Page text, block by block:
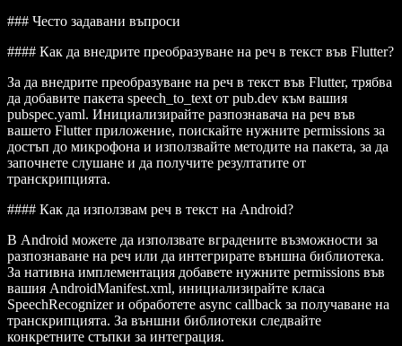
### Често задавани въпроси
#### Как да внедрите преобразуване на реч в текст във Flutter?
За да внедрите преобразуване на реч в текст във Flutter, трябва
да добавите пакета speech_to_textот pub.dev към вашия
pubspec.yaml. Инициализирайте разпознавача на реч във
вашето Flutter приложение, поискайте нужните permissions за
достъп до микрофона и използвайте методите на пакета, за да
започнете слушане и да получите резултатите от
транскрипцията.
#### Как да използвам реч в текст на Android?
В Android можете да използвате вградените възможности за
разпознаване на реч или да интегрирате външна библиотека.
За нативна имплементация добавете нужните permissions във
вашия AndroidManifest.xml, инициализирайте класа
SpeechRecognizerи обработете async callback за получаване на
транскрипцията. За външни библиотеки следвайте
конкретните стъпки за интеграция.